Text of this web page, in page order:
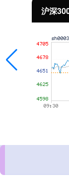
沪深